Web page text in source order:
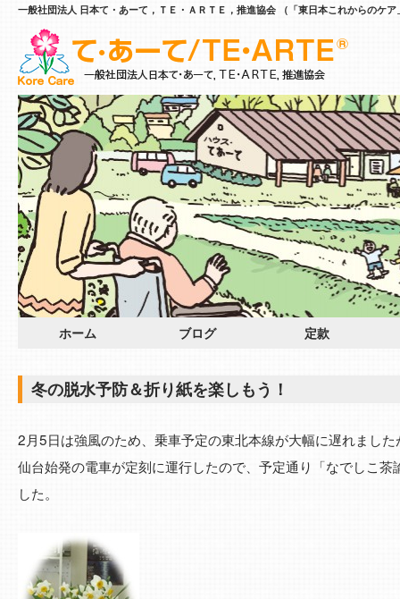
一般社団法人 日本て・あーて，ＴＥ・ＡＲＴＥ，推進協会 （「東日本これからのケ
ホーム ブログ 定款
冬の脱水予防＆折り紙を楽しもう！
2月5日は強風のため、乗車予定の東北本線が大幅に遅れました
仙台始発の電車が定刻に運行したので、予定通り「なでしこ
した。